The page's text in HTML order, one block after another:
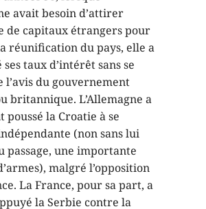
avait besoin d’attirer
de capitaux étrangers pour
réunification du pays, elle a
taux d’intérêt sans se
l’avis du gouvernement
britannique. L’Allemagne a
poussé la Croatie à se
(non sans lui
passage, une importante
malgré l’opposition
La France, pour sa part, a
la Serbie contre la